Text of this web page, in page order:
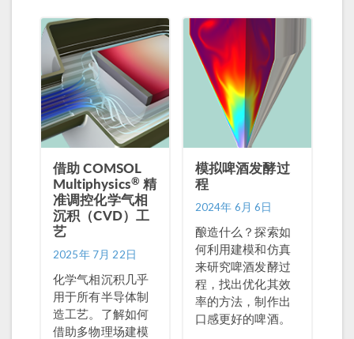
借助 COMSOL
Multiphysics® 精
准调控化学气相
沉积（CVD）工
艺
2025年 7月 22日
化学气相沉积几乎
用于所有半导体制
造工艺。了解如何
借助多物理场建模
模拟啤酒发酵过
程
2024年 6月 6日
酿造什么？探索如
何利用建模和仿真
来研究啤酒发酵过
程，找出优化其效
率的方法，制作出
口感更好的啤酒。